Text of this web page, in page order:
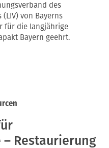
des
von Bayerns
für die langjährige
Bayern geehrt.
Restaurierung